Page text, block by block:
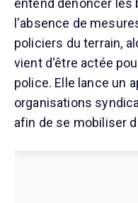
l'absence de
policiers du terrain,
vient d'être actée
police. Elle lance un
organisations
afin de se mobiliser